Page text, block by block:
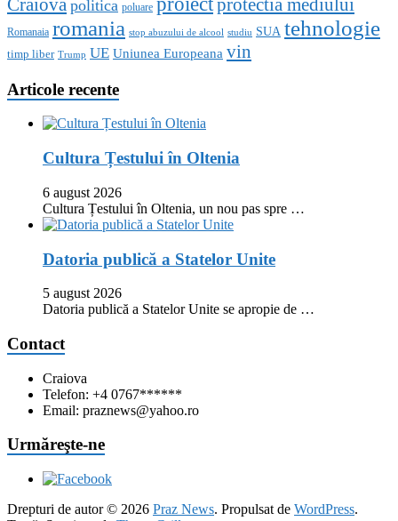
Craiova politica poluare protectia mediului
Romanaia romania stop abuzului de alcool studiu SUA tehnologie
timp liber Trump UE Uniunea Europeana vin
Articole recente
Cultura Țestului în Oltenia
6 august 2026
Cultura Țestului în Oltenia, un nou pas spre …
Datoria publică a Statelor Unite
5 august 2026
Datoria publică a Statelor Unite se apropie de …
Contact
Craiova
Telefon: +4 0767******
Email: praznews@yahoo.ro
Urmăreşte-ne
Drepturi de autor © 2026 Praz News. Propulsat de WordPress.